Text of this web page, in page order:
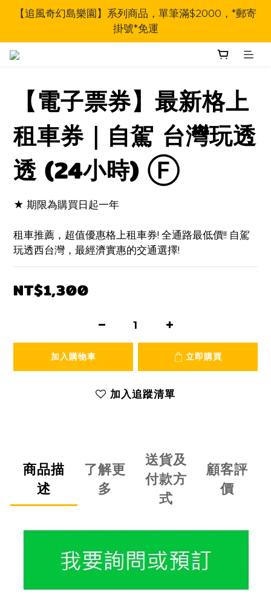
【追風奇幻島樂園】系列商品，單筆滿$2000，*郵寄
掛號*免運
【電子票券】最新格上
租車券｜自駕 台灣玩透
透 (24小時) Ⓕ
★ 期限為購買日起一年
租車推薦，超值優惠格上租車券! 全通路最低價!! 自駕
玩透西台灣，最經濟實惠的交通選擇!
NT$1,300
加入購物車 立即購買
加入追蹤清單
商品描
述
了解更
多
送貨及
付款方
式
顧客評
價